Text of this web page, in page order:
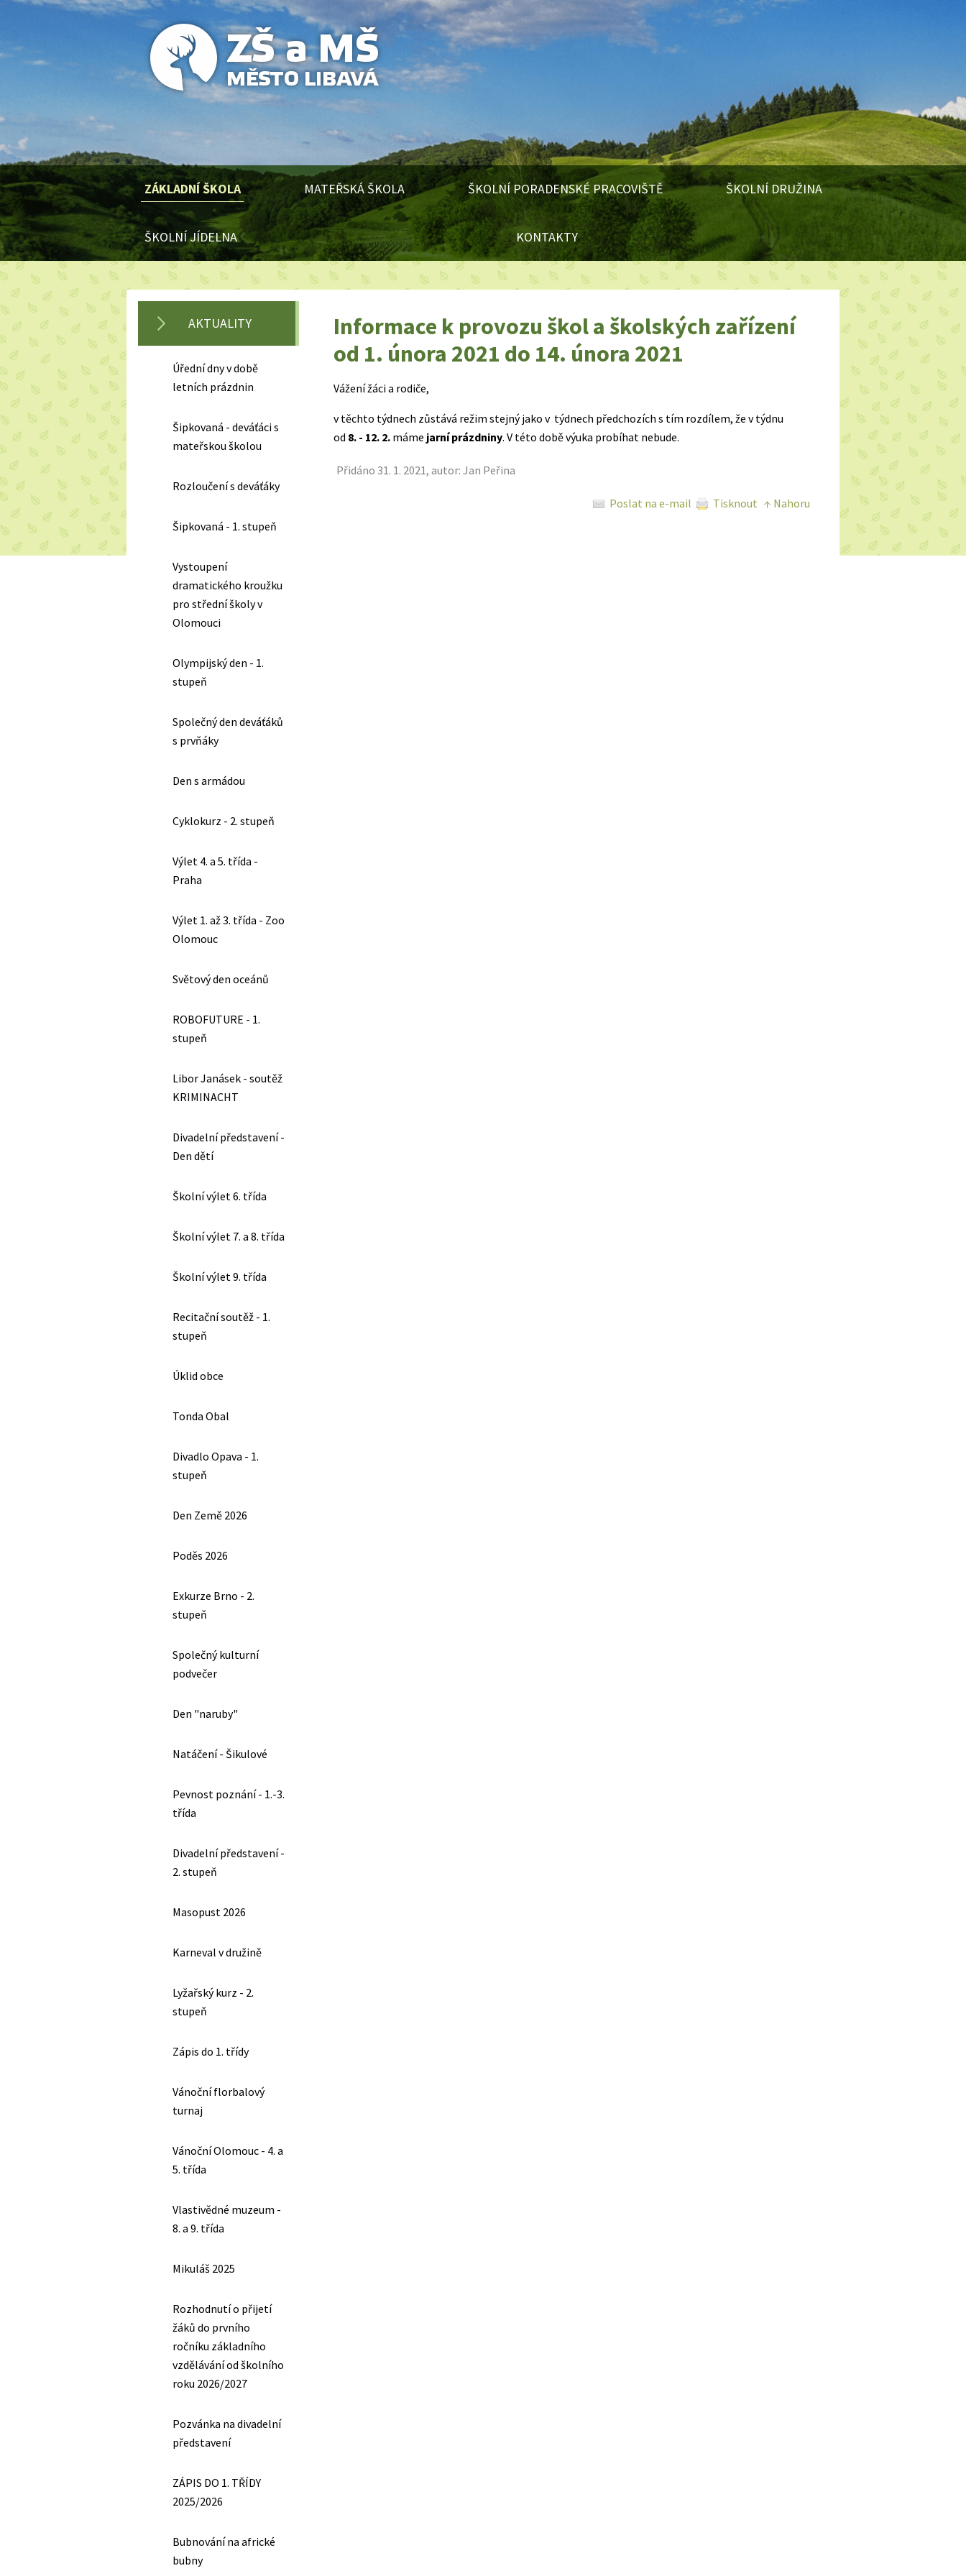
ZÁKLADNÍ ŠKOLA MATEŘSKÁ ŠKOLA ŠKOLNÍ PORADENSKÉ PRACOVIŠTĚ ŠKOLNÍ DRUŽINA
ŠKOLNÍ JÍDELNA KONTAKTY
Informace k provozu škol a školských zařízení
od 1. února 2021 do 14. února 2021
Vážení žáci a rodiče,
v těchto týdnech zůstává režim stejný jako v týdnech předchozích s tím rozdílem, že v týdnu
od 8. - 12. 2. máme jarní prázdniny. V této době výuka probíhat nebude.
Přidáno 31. 1. 2021, autor: Jan Peřina
Poslat na e-mail Tisknout ↑ Nahoru
AKTUALITY
Úřední dny v době
letních prázdnin
Šipkovaná - deváťáci s
mateřskou školou
Rozloučení s deváťáky
Šipkovaná - 1. stupeň
Vystoupení
dramatického kroužku
pro střední školy v
Olomouci
Olympijský den - 1.
stupeň
Společný den deváťáků
s prvňáky
Den s armádou
Cyklokurz - 2. stupeň
Výlet 4. a 5. třída -
Praha
Výlet 1. až 3. třída - Zoo
Olomouc
Světový den oceánů
ROBOFUTURE - 1.
stupeň
Libor Janásek - soutěž
KRIMINACHT
Divadelní představení -
Den dětí
Školní výlet 6. třída
Školní výlet 7. a 8. třída
Školní výlet 9. třída
Recitační soutěž - 1.
stupeň
Úklid obce
Tonda Obal
Divadlo Opava - 1.
stupeň
Den Země 2026
Poděs 2026
Exkurze Brno - 2.
stupeň
Společný kulturní
podvečer
Den "naruby"
Natáčení - Šikulové
Pevnost poznání - 1.-3.
třída
Divadelní představení -
2. stupeň
Masopust 2026
Karneval v družině
Lyžařský kurz - 2.
stupeň
Zápis do 1. třídy
Vánoční florbalový
turnaj
Vánoční Olomouc - 4. a
5. třída
Vlastivědné muzeum -
8. a 9. třída
Mikuláš 2025
Rozhodnutí o přijetí
žáků do prvního
ročníku základního
vzdělávání od školního
roku 2026/2027
Pozvánka na divadelní
představení
ZÁPIS DO 1. TŘÍDY
2025/2026
Bubnování na africké
bubny